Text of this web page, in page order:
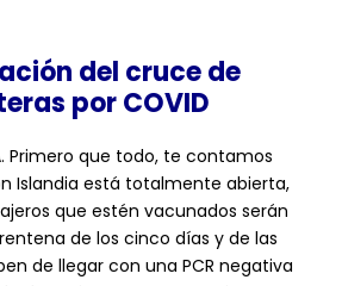
del cruce de
por COVID
Primero que todo, te contamos
Islandia está totalmente abierta,
que estén vacunados serán
de los cinco días y de las
de llegar con una PCR negativa